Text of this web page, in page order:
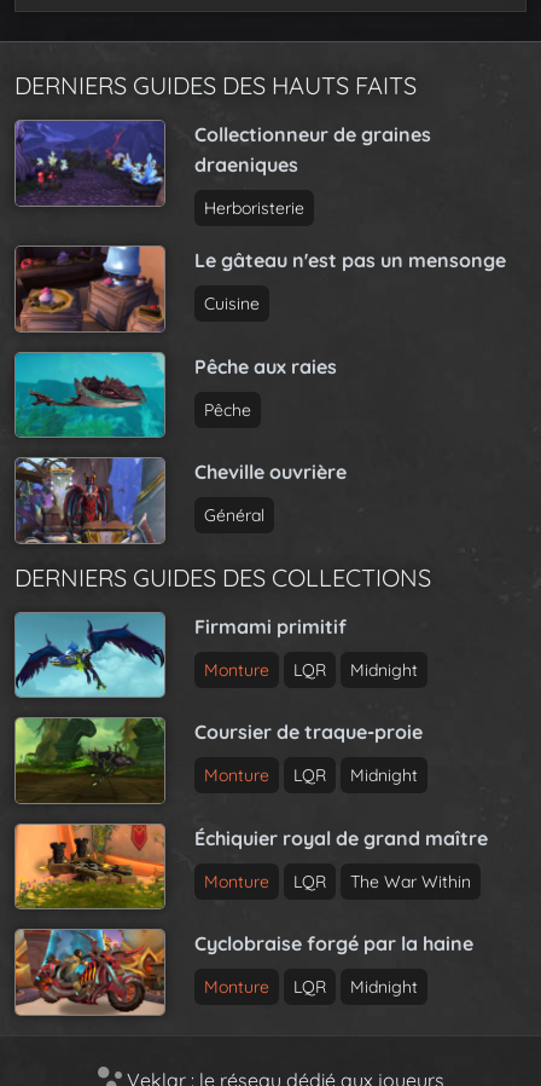
DERNIERS GUIDES DES HAUTS FAITS
Collectionneur de graines
draeniques
Herboristerie
Le gâteau n'est pas un mensonge
Cuisine
Pêche aux raies
Pêche
Cheville ouvrière
Général
DERNIERS GUIDES DES COLLECTIONS
Firmami primitif
Monture LQR Midnight
Coursier de traque-proie
Monture LQR Midnight
Échiquier royal de grand maître
Monture LQR The War Within
Cyclobraise forgé par la haine
Monture LQR Midnight
Veklar : le réseau dédié aux joueurs